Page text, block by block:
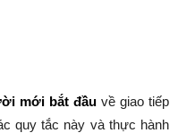
mới bắt đầu về giao tiếp
quy tắc này và thực hành